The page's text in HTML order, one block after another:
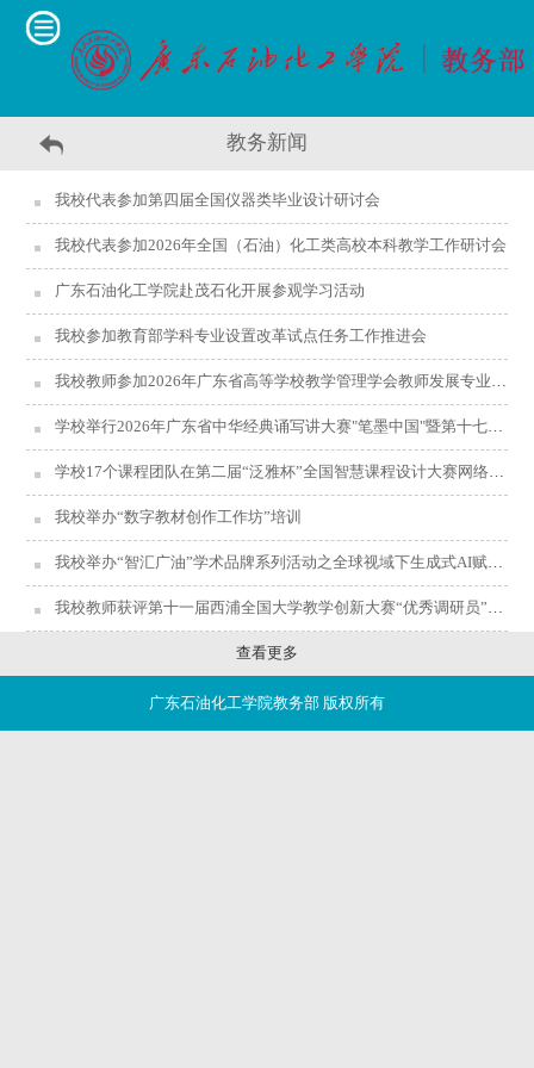
教务新闻
我校代表参加第四届全国仪器类毕业设计研讨会
我校代表参加2026年全国（石油）化工类高校本科教学工作研讨会
广东石油化工学院赴茂石化开展参观学习活动
我校参加教育部学科专业设置改革试点任务工作推进会
我校教师参加2026年广东省高等学校教学管理学会教师发展专业委员会换届大会暨数智...
学校举行2026年广东省中华经典诵写讲大赛"笔墨中国"暨第十七届规范汉字书写大赛校...
学校17个课程团队在第二届“泛雅杯”全国智慧课程设计大赛网络评审中荣获佳绩
我校举办“数字教材创作工作坊”培训
我校举办“智汇广油”学术品牌系列活动之全球视域下生成式AI赋能教育教学与高阶能...
我校教师获评第十一届西浦全国大学教学创新大赛“优秀调研员”称号
查看更多
广东石油化工学院教务部 版权所有